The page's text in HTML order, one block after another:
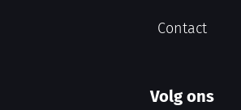
Contact
Volg ons